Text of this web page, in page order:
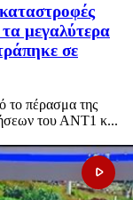
μεγαλύτερα
σε
το πέρασμα της
του ΑΝΤ1 κ...